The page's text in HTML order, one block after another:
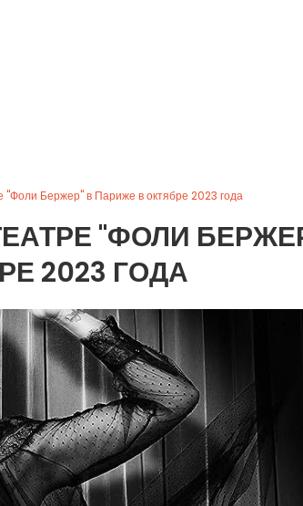
Бержер" в Париже в октябре 2023 года
"ФОЛИ
2023 ГОДА